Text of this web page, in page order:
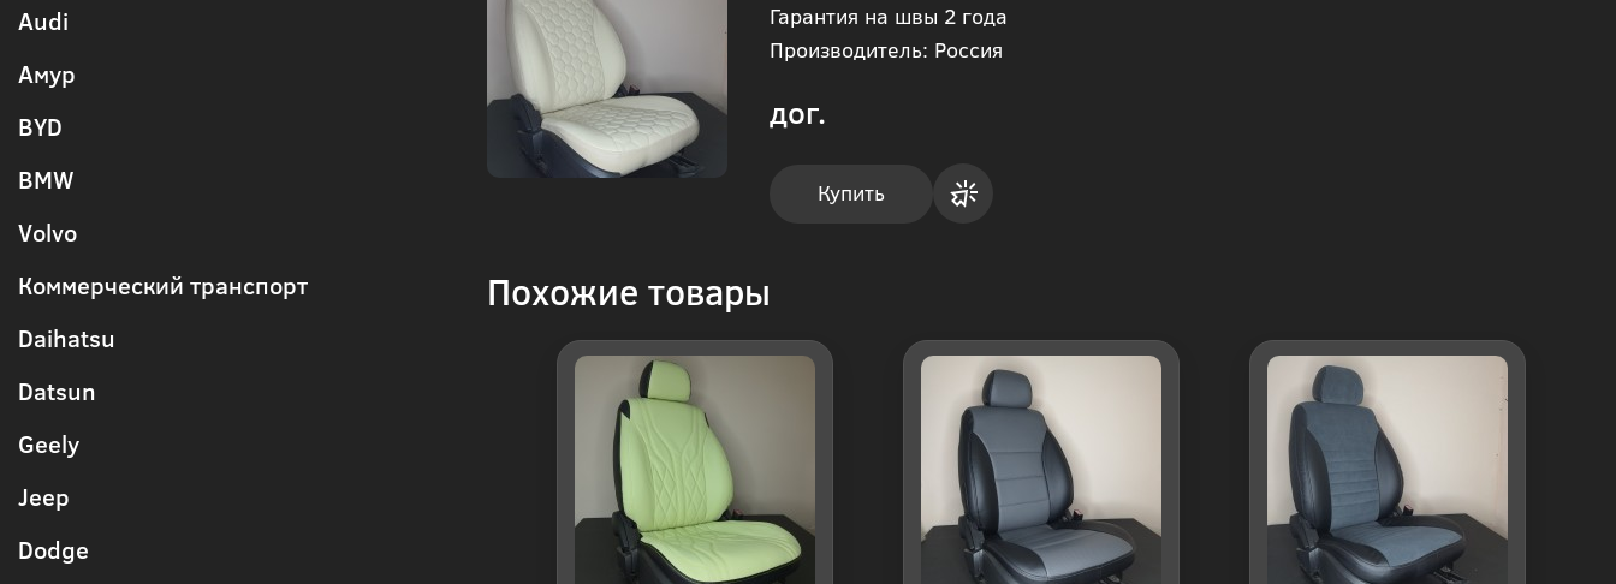
Audi
Амур
BYD
BMW
Volvo
Коммерческий транспорт
Daihatsu
Datsun
Geely
Jeep
Dodge
Гарантия на швы 2 года
Производитель: Россия
дог.
Купить
клик
Похожие товары